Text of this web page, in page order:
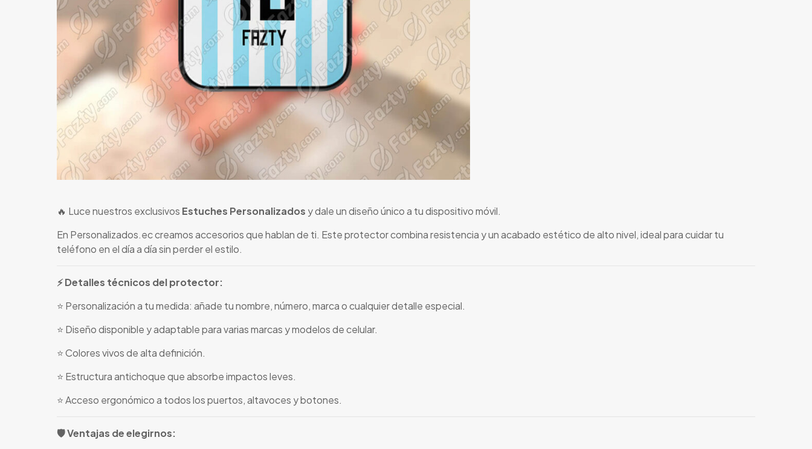
🔥 Luce nuestros exclusivos Estuches Personalizados y dale un diseño único a tu dispositivo móvil.
En Personalizados.ec creamos accesorios que hablan de ti. Este protector combina resistencia y un acabado estético de alto nivel, ideal para cuidar tu
teléfono en el día a día sin perder el estilo.
⚡ Detalles técnicos del protector:
⭐ Personalización a tu medida: añade tu nombre, número, marca o cualquier detalle especial.
⭐ Diseño disponible y adaptable para varias marcas y modelos de celular.
⭐ Colores vivos de alta definición.
⭐ Estructura antichoque que absorbe impactos leves.
⭐ Acceso ergonómico a todos los puertos, altavoces y botones.
🛡️ Ventajas de elegirnos: